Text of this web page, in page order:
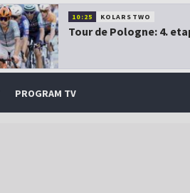
10:25 KOLARSTWO
Tour de Pologne: 4.
PROGRAM TV